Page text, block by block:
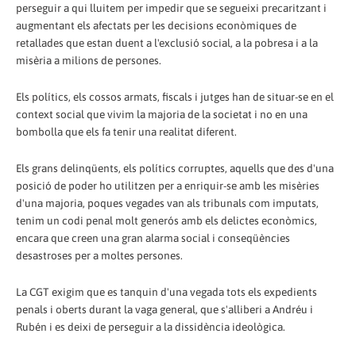
perseguir a qui lluitem per impedir que se segueixi precaritzant i
augmentant els afectats per les decisions econòmiques de
retallades que estan duent a l'exclusió social, a la pobresa i a la
misèria a milions de persones.
Els polítics, els cossos armats, fiscals i jutges han de situar-se en el
context social que vivim la majoria de la societat i no en una
bombolla que els fa tenir una realitat diferent.
Els grans delinqüents, els polítics corruptes, aquells que des d'una
posició de poder ho utilitzen per a enriquir-se amb les misèries
d'una majoria, poques vegades van als tribunals com imputats,
tenim un codi penal molt generós amb els delictes econòmics,
encara que creen una gran alarma social i conseqüències
desastroses per a moltes persones.
La CGT exigim que es tanquin d'una vegada tots els expedients
penals i oberts durant la vaga general, que s'alliberi a Andréu i
Rubén i es deixi de perseguir a la dissidència ideològica.